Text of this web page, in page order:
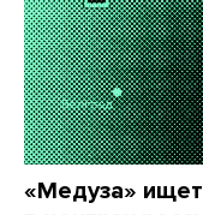
«Медуза»